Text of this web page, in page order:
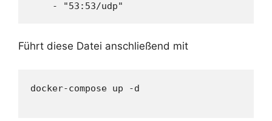
Führt diese Datei anschließend mit
docker-compose up -d